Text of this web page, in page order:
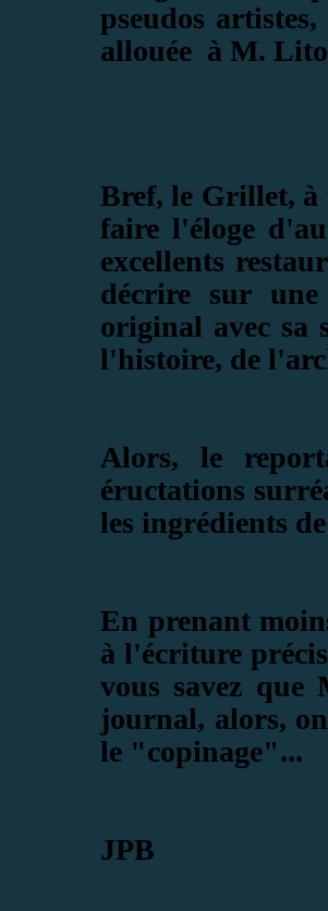
pseudos
allouée à M.
Bref, le Grillet, à
faire l'éloge
excellents
décrire sur
original avec sa
l'histoire, de
Alors, le
éructations
les ingrédients
En prenant
à l'écriture
vous savez
journal, alors,
le "copinage"...
JPB